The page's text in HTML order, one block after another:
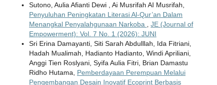
Sutono, Aulia Afianti Dewi , Ai Musrifah AI Musrifah,
Penyuluhan Peningkatan Literasi Al-Qur’an Dalam
Menangkal Penyalahgunaan Narkoba
JE (Journal of
Empowerment): Vol. 7 No. 1 (2026): JUNI
Sri Erina Damayanti, Siti Sarah Abdulllah, Ida Fitriani,
Hadah Mualimah, Hadianto Hadianto, Windi Apriliani,
Anggi Tien Roslyani, Syifa Aulia Fitri, Brian Damastu
Ridho Hutama, Pemberdayaan Perempuan Melalui
Pengembangan Desain Inovatif Ecoprint Berbasis